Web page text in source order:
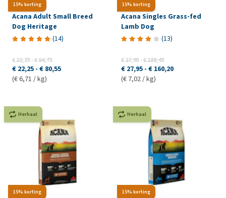
15% korting
Acana Adult Small Breed
Dog Heritage
(14)
€ 22,25-€ 94,75
€ 22,25 - € 80,55
(€ 6,71 / kg)
15% korting
Acana Singles Grass-fed
Lamb Dog
(13)
€ 27,95-€ 188,45
€ 27,95 - € 160,20
(€ 7,02 / kg)
15% korting
Herhaal
15% korting
Herhaal